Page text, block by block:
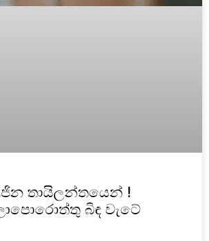
තායිලන්තයෙන් !
බිඳ වැටේ